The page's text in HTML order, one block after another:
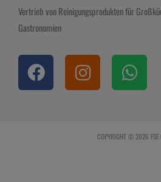
Vertrieb von Reinigungsprodukten für
Gastronomien
F
a
c
I
n
s
W
h
a
s
COPYRIGHT © 2026 FSE